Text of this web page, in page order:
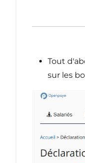
Tout
sur les